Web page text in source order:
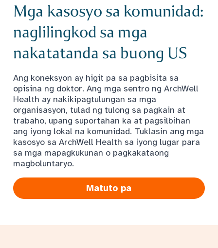
Mga kasosyo sa komunidad:
naglilingkod sa mga
nakatatanda sa buong US
Ang koneksyon ay higit pa sa pagbisita sa
opisina ng doktor. Ang mga sentro ng ArchWell
Health ay nakikipagtulungan sa mga
organisasyon, tulad ng tulong sa pagkain at
trabaho, upang suportahan ka at pagsilbihan
ang iyong lokal na komunidad. Tuklasin ang mga
kasosyo sa ArchWell Health sa iyong lugar para
sa mga mapagkukunan o pagkakataong
magboluntaryo.
Matuto pa